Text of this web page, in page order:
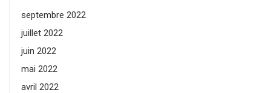
septembre 2022
juillet 2022
juin 2022
mai 2022
avril 2022